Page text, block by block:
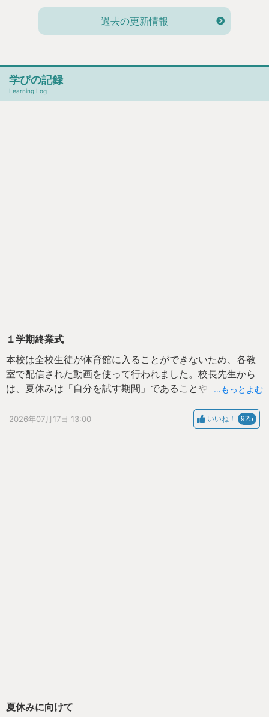
過去の更新情報
学びの記録
Learning Log
１学期終業式
本校は全校生徒が体育館に入ることができないため、各教
室で配信された動画を使って行われました。校長先生から
は、夏休みは「自分を試す期間」であることや「挑戦する
りました。長い夏休み、体調に気を付けて過ごしましょ
…もっとよむ
2026年07月17日 13:00 いいね！ 925
夏休みに向けて